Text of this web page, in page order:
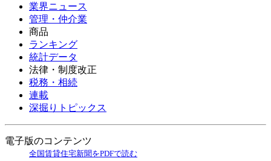
業界ニュース
管理・仲介業
商品
ランキング
統計データ
法律・制度改正
税務・相続
連載
深掘りトピックス
電子版のコンテンツ
全国賃貸住宅新聞をPDFで読む